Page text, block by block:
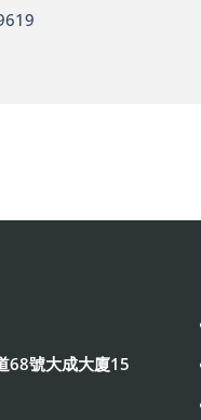
68號大成大廈15